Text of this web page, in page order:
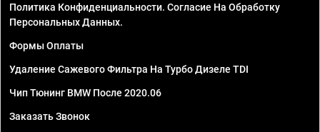
Политика Конфиденциальности. Согласие На Обработку
Персональных Данных.
Формы Оплаты
Удаление Сажевого Фильтра На Турбо Дизеле TDI
Чип Тюнинг BMW После 2020.06
Заказать Звонок